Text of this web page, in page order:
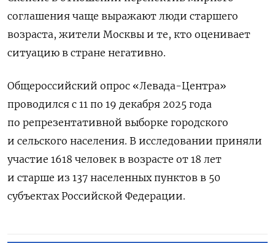
соглашения чаще выражают люди старшего
возраста, жители Москвы и те, кто оценивает
ситуацию в стране негативно.
Общероссийский опрос «Левада-Центра»
проводился с 11 по 19 декабря 2025 года
по репрезентативной выборке городского
и сельского населения. В исследовании приняли
участие 1618 человек в возрасте от 18 лет
и старше из 137 населенных пунктов в 50
субъектах Российской Федерации.